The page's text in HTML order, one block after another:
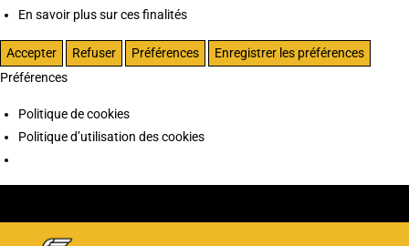
En savoir plus sur ces finalités
Accepter Refuser Préférences
Enregistrer les préférences
Préférences
Politique de cookies
Politique d’utilisation des cookies